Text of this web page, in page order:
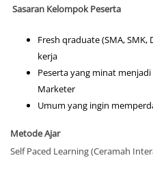
Sasaran Kelompok Peserta
Fresh qraduate (SMA,
kerja
Peserta yang minat
Marketer
Umum yang ingin
Metode Ajar
Self Paced Learning (Ceramah